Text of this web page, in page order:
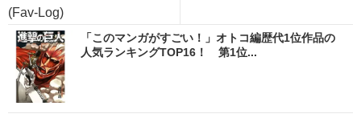
(Fav-Log)
「このマンガがすごい！」オトコ編歴代1位作品の
人気ランキングTOP16！ 第1位...